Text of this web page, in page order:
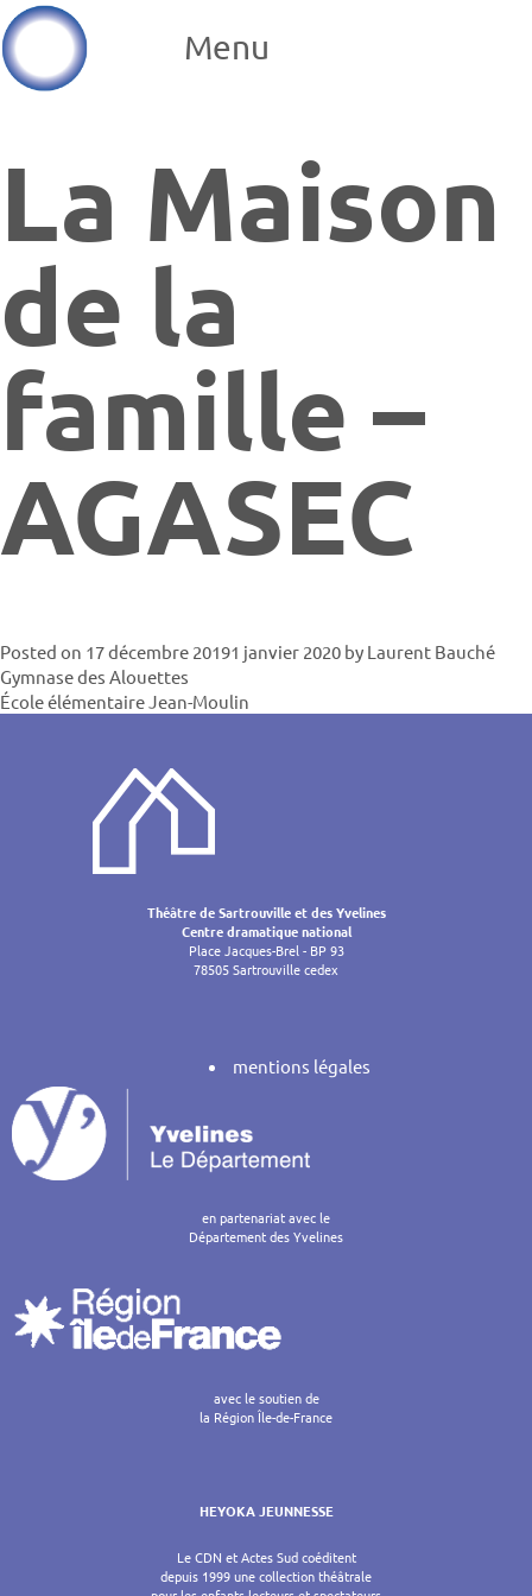
Menu
La Maison
de la
famille –
AGASEC
Posted on 17 décembre 20191 janvier 2020 by Laurent Bauché
de
l’article
Gymnase des Alouettes
École élémentaire Jean-Moulin
Théâtre de Sartrouville et des Yvelines
Centre dramatique national
Place Jacques-Brel - BP 93
78505 Sartrouville cedex
mentions légales
en partenariat avec le
Département des Yvelines
avec le soutien de
la Région Île-de-France
HEYOKA JEUNNESSE
Le CDN et Actes Sud coéditent
depuis 1999 une collection théâtrale